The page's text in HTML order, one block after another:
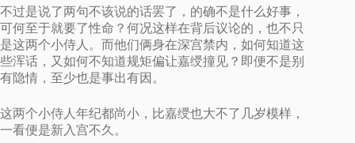
不过是说了两句不该说的话罢了，的确不是什么好事，
可何至于就要了性命？何况这样在背后议论的，也不只
是这两个小侍人。而他们俩身在深宫禁内，如何知道这
些浑话，又如何不知道规矩偏让嘉绶撞见？即便不是别
有隐情，至少也是事出有因。
这两个小侍人年纪都尚小，比嘉绶也大不了几岁模样，
一看便是新入宫不久。